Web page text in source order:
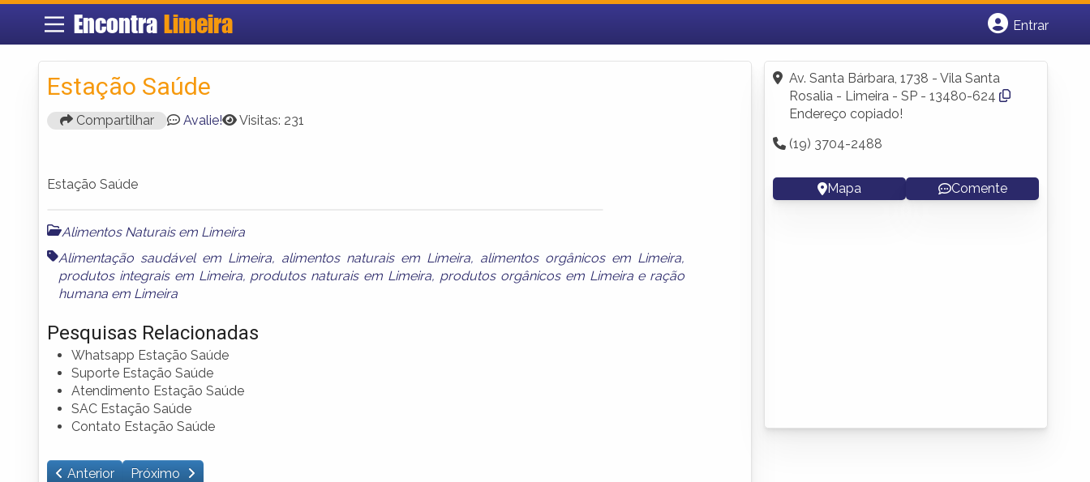
Encontra Limeira
Entrar
Fazer login
Criar conta
Estação Saúde
Compartilhar Avalie! Visitas: 231
Estação Saúde
Alimentos Naturais em Limeira
Alimentação saudável em Limeira, alimentos naturais em Limeira, alimentos orgânicos em Limeira,
produtos integrais em Limeira, produtos naturais em Limeira, produtos orgânicos em Limeirae ração
humana em Limeira
Pesquisas Relacionadas
Whatsapp Estação Saúde
Suporte Estação Saúde
Atendimento Estação Saúde
SAC Estação Saúde
Contato Estação Saúde
Anterior Próximo
Av. Santa Bárbara, 1738 - Vila Santa
Rosalia - Limeira - SP - 13480-624
Endereço copiado!
(19) 3704-2488
Mapa Comente